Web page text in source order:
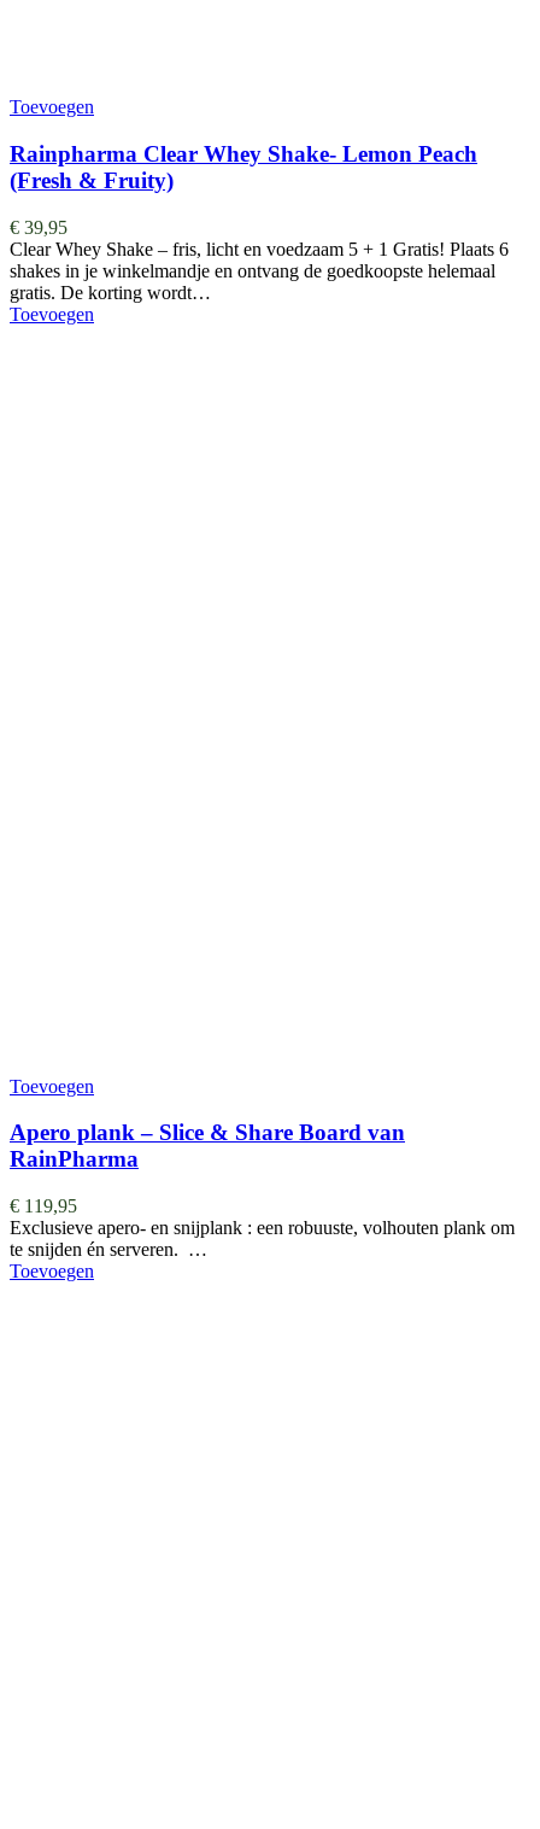
Toevoegen
Rainpharma Clear Whey Shake- Lemon Peach
(Fresh & Fruity)
€ 39,95
Clear Whey Shake – fris, licht en voedzaam 5 + 1 Gratis! Plaats 6
shakes in je winkelmandje en ontvang de goedkoopste helemaal
gratis. De korting wordt…
Toevoegen
Toevoegen
Apero plank – Slice & Share Board van
RainPharma
€ 119,95
Exclusieve apero- en snijplank : een robuuste, volhouten plank om
te snijden én serveren. …
Toevoegen